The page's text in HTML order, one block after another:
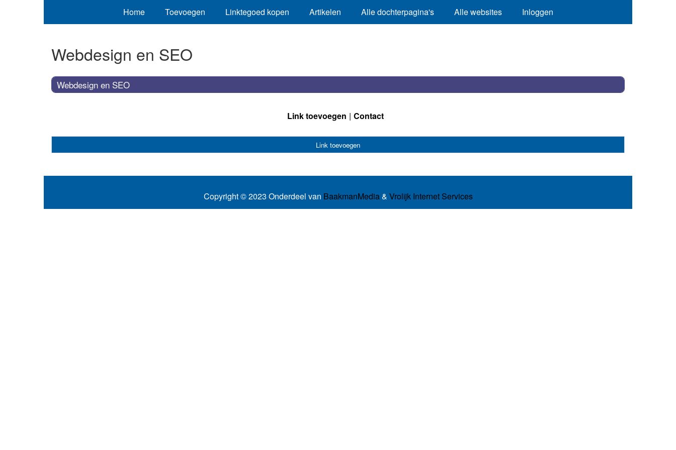
Home Toevoegen Linktegoed kopen Artikelen Alle dochterpagina's Alle websites Inloggen
Webdesign en SEO
Webdesign en SEO
Link toevoegen Contact
Link toevoegen
Copyright © 2023 Onderdeel van BaakmanMedia& Vrolijk Internet Services